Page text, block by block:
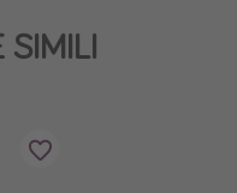
SIMILI